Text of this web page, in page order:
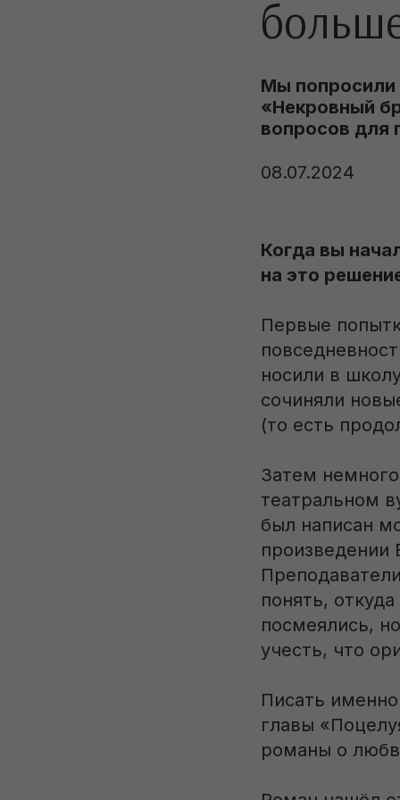
Мы попросили
«Некровный
вопросов для
08.07.2024
Когда вы
на это
Первые
носили в
сочиняли
(то есть
Затем
театральном
был написан
произведении
понять,
посмеялись,
учесть, что
Писать
главы
романы о